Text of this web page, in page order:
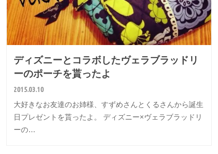
ディズニーとコラボしたヴェラブラッドリ
ーのポーチを貰ったよ
2015.03.10
大好きなお友達のお姉様、すずめさんとくるさんから誕生
日プレゼントを貰ったよ。 ディズニー×ヴェラブラッドリ
ーの…